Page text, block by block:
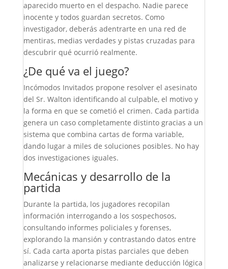
aparecido muerto en el despacho. Nadie parece
inocente y todos guardan secretos. Como
investigador, deberás adentrarte en una red de
mentiras, medias verdades y pistas cruzadas para
descubrir qué ocurrió realmente.
¿De qué va el juego?
Incómodos Invitados propone resolver el asesinato
del Sr. Walton identificando al culpable, el motivo y
la forma en que se cometió el crimen. Cada partida
genera un caso completamente distinto gracias a un
sistema que combina cartas de forma variable,
dando lugar a miles de soluciones posibles. No hay
dos investigaciones iguales.
Mecánicas y desarrollo de la
partida
Durante la partida, los jugadores recopilan
información interrogando a los sospechosos,
consultando informes policiales y forenses,
explorando la mansión y contrastando datos entre
sí. Cada carta aporta pistas parciales que deben
analizarse y relacionarse mediante deducción lógica